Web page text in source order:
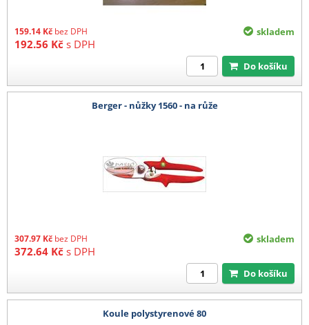
159.14 Kč bez DPH
192.56 Kč s DPH
skladem
Do košíku
Berger - nůžky 1560 - na růže
307.97 Kč bez DPH
372.64 Kč s DPH
skladem
Do košíku
Koule polystyrenové 80